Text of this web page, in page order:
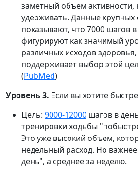
заметный объем активности,
удерживать. Данные крупных
показывают, что 7000 шагов в
фигурируют как значимый
различных исходов
поддерживает выбор этой
(PubMed)
Уровень 3. Если вы хотите
Цель: 9000-12000 шагов в
тренировки ходьбы
Это уже высокий объем,
недельный расход. Но
день", а среднее за неделю.